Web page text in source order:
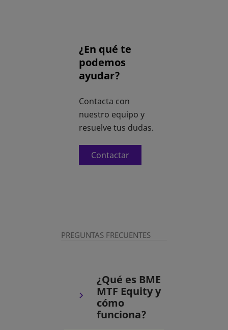
¿En qué te
podemos
ayudar?
Contacta con
nuestro equipo y
resuelve tus dudas.
Contactar
PREGUNTAS FRECUENTES
¿Qué es BME
MTF Equity y
cómo
funciona?